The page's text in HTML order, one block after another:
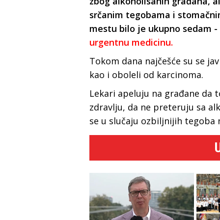
srčanim tegobama i
mestu bilo je ukupno sedam -
urgentnu medicinu.
Tokom dana najčešće su se
kao i oboleli od karcinoma.
Lekari apeluju na građane da
zdravlju, da ne preteruju sa
se u slučaju ozbiljnijih tegoba